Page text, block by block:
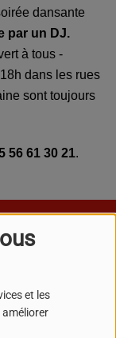
et les
dansante
par un DJ.
à tous -
dans les rues
sont toujours
56 61 30 21.